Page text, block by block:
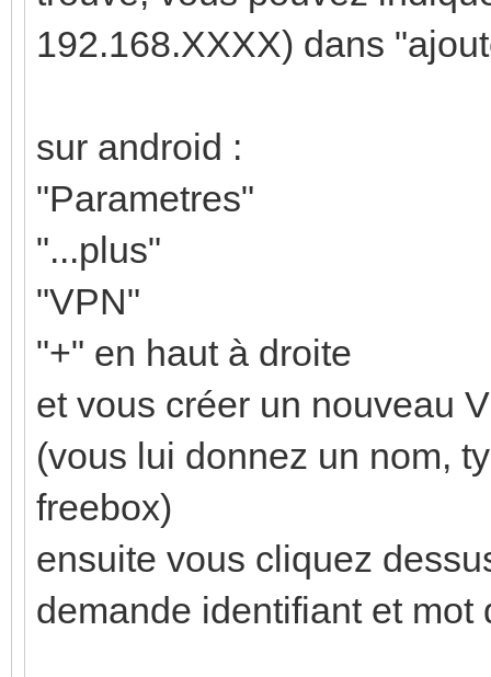
192.168.XXXX) dans
sur android :
"Parametres"
"...plus"
"VPN"
"+" en haut à droite
et vous créer un nouveau
(vous lui donnez un nom,
freebox)
ensuite vous cliquez
demande identifiant et mot